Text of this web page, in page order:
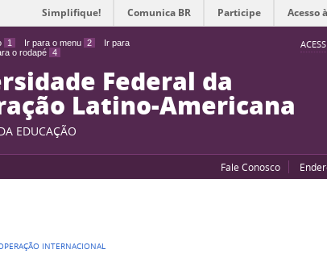
1 Ir para o menu 2
Ir para
o rodapé 4
Simplifique! Comunica BR Participe Acesso
Federal da
Latino-Americana
EDUCAÇÃO
Fale Conosco
INTERNACIONAL